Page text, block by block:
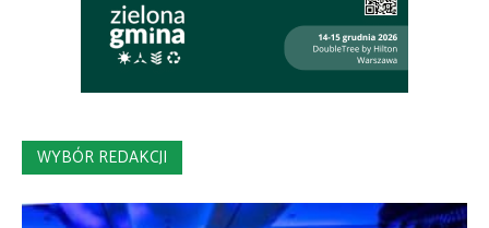
WYBÓR REDAKCJI